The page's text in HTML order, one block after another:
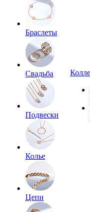
Браслеты
Свадьба
Подвески
Колье
Цепи